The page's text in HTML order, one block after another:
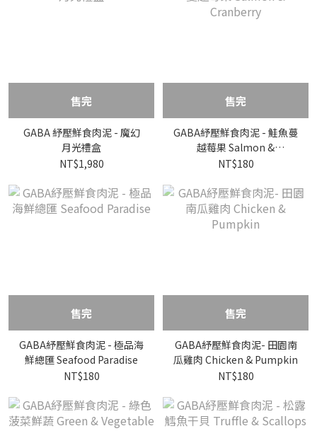
售完
GABA 紓壓鮮食肉泥 - 魔幻
月光禮盒
NT$1,980
售完
GABA紓壓鮮食肉泥 - 鮭魚蔓
越莓果 Salmon &
Cranberry
NT$180
售完
GABA紓壓鮮食肉泥 - 極品海
鮮總匯 Seafood Paradise
NT$180
售完
GABA紓壓鮮食肉泥- 田園南
瓜雞肉 Chicken & Pumpkin
NT$180